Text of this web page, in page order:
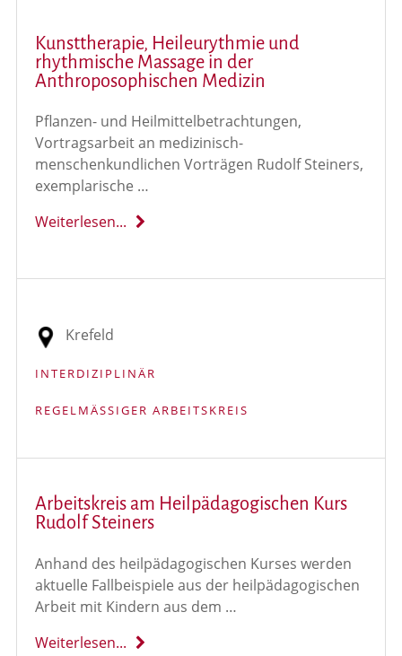
Kunsttherapie, Heileurythmie und
rhythmische Massage in der
Anthroposophischen Medizin
Pflanzen- und Heilmittelbetrachtungen,
Vortragsarbeit an medizinisch-
menschenkundlichen Vorträgen Rudolf Steiners,
exemplarische …
Weiterlesen...
Arbeitskreis am Heilpädagogischen Kurs
Rudolf Steiners
Anhand des heilpädagogischen Kurses werden
aktuelle Fallbeispiele aus der heilpädagogischen
Arbeit mit Kindern aus dem …
Weiterlesen...
Krefeld
INTERDIZIPLINÄR
REGELMÄSSIGER ARBEITSKREIS